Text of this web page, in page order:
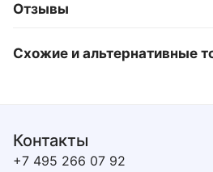
Отзывы
Схожие и альтернативные
Контакты
+7 495 266 07 92